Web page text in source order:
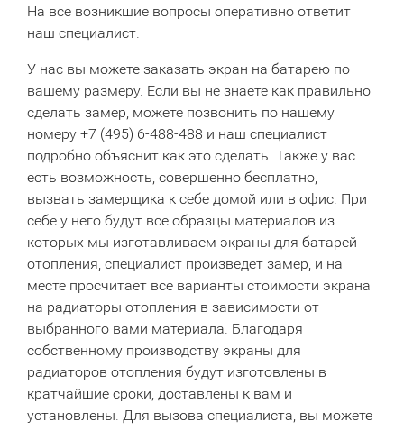
На все возникшие вопросы оперативно ответит
наш специалист.
У нас вы можете заказать экран на батарею по
вашему размеру. Если вы не знаете как правильно
сделать замер, можете позвонить по нашему
номеру +7 (495) 6-488-488 и наш специалист
подробно объяснит как это сделать. Также у вас
есть возможность, совершенно бесплатно,
вызвать замерщика к себе домой или в офис. При
себе у него будут все образцы материалов из
которых мы изготавливаем экраны для батарей
отопления, специалист произведет замер, и на
месте просчитает все варианты стоимости экрана
на радиаторы отопления в зависимости от
выбранного вами материала. Благодаря
собственному производству экраны для
радиаторов отопления будут изготовлены в
кратчайшие сроки, доставлены к вам и
установлены. Для вызова специалиста, вы можете